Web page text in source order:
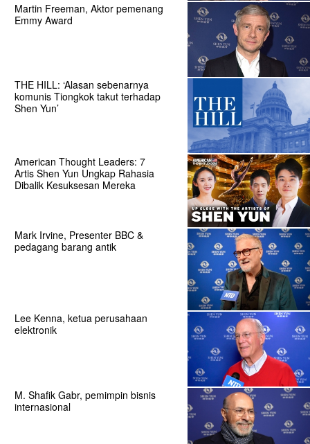
Martin Freeman, Aktor pemenang
Emmy Award
THE HILL: ‘Alasan sebenarnya
komunis Tiongkok takut terhadap
Shen Yun’
American Thought Leaders: 7
Artis Shen Yun Ungkap Rahasia
Dibalik Kesuksesan Mereka
Mark Irvine, Presenter BBC &
pedagang barang antik
Lee Kenna, ketua perusahaan
elektronik
M. Shafik Gabr, pemimpin bisnis
internasional